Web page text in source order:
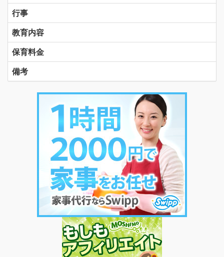
行事
教育内容
保育料金
備考